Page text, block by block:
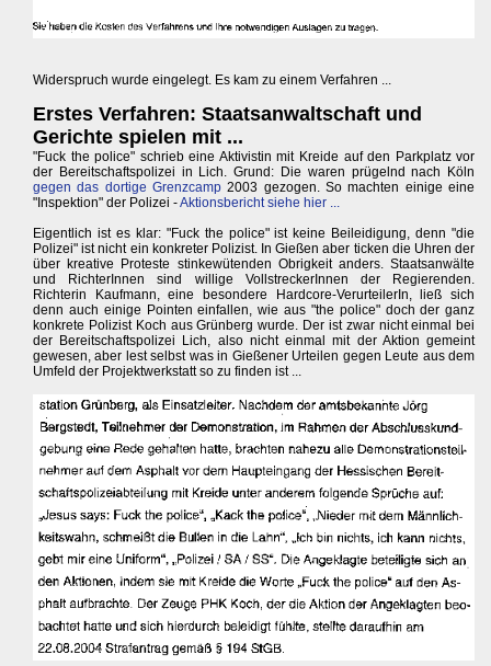
Widerspruch wurde eingelegt. Es kam zu einem Verfahren ...
Erstes Verfahren: Staatsanwaltschaft und
Gerichte spielen mit ...
"Fuck the police" schrieb eine Aktivistin mit Kreide auf den Parkplatz vor
der Bereitschaftspolizei in Lich. Grund: Die waren prügelnd nach Köln
gegen das dortige Grenzcamp 2003 gezogen. So machten einige eine
"Inspektion" der Polizei -Aktionsbericht siehe hier ...
Eigentlich ist es klar: "Fuck the police" ist keine Beileidigung, denn "die
Polizei" ist nicht ein konkreter Polizist. In Gießen aber ticken die Uhren der
über kreative Proteste stinkewütenden Obrigkeit anders. Staatsanwälte
und RichterInnen sind willige VollstreckerInnen der Regierenden.
Richterin Kaufmann, eine besondere Hardcore-VerurteilerIn, ließ sich
denn auch einige Pointen einfallen, wie aus "the police" doch der ganz
konkrete Polizist Koch aus Grünberg wurde. Der ist zwar nicht einmal bei
der Bereitschaftspolizei Lich, also nicht einmal mit der Aktion gemeint
gewesen, aber lest selbst was in Gießener Urteilen gegen Leute aus dem
Umfeld der Projektwerkstatt so zu finden ist ...